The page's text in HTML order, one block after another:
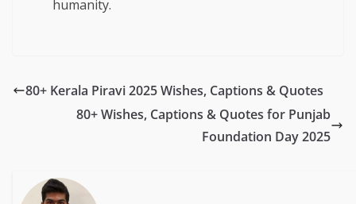
humanity.
80+ Kerala Piravi 2025 Wishes, Captions & Quotes
80+ Wishes, Captions & Quotes for Punjab
Foundation Day 2025